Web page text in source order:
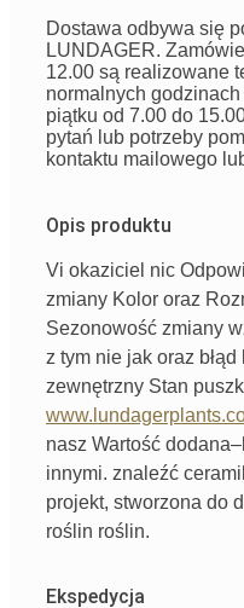
Dostawa odbywa się
LUNDAGER.
12.00 są realizowane
normalnych
piątku od 7.00 do
pytań lub potrzeby
kontaktu mailowego
Opis produktu
Vi okaziciel nic
zmiany Kolor oraz
Sezonowość zmiany
z tym nie jak oraz błąd
zewnętrzny Stan
nasz Wartość dodana–
innymi. znaleźć
projekt, stworzona do
roślin roślin.
Ekspedycja